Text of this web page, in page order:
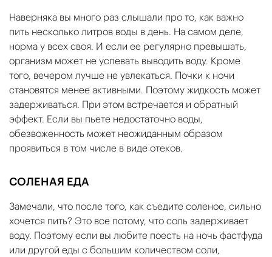
Наверняка вы много раз слышали про то, как важно
пить несколько литров воды в день. На самом деле,
норма у всех своя. И если ее регулярно превышать,
организм может не успевать выводить воду. Кроме
того, вечером лучше не увлекаться. Почки к ночи
становятся менее активными. Поэтому жидкость может
задерживаться. При этом встречается и обратный
эффект. Если вы пьете недостаточно воды,
обезвоженность может неожиданным образом
проявиться в том числе в виде отеков.
СОЛЕНАЯ ЕДА
Замечали, что после того, как съедите соленое, сильно
хочется пить? Это все потому, что соль задерживает
воду. Поэтому если вы любите поесть на ночь фастфуда
или другой еды с большим количеством соли,